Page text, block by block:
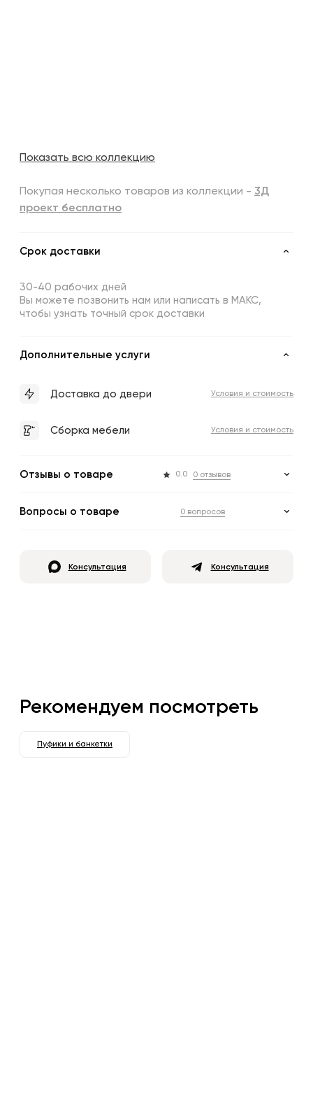
Показать всю коллекцию
Покупая несколько товаров из коллекции - 3Д
проект бесплатно
Срок доставки
30-40 рабочих дней
Вы можете позвонить нам или написать в МАКС,
чтобы узнать точный срок доставки
Дополнительные услуги
Доставка до двери Условия и стоимость
Сборка мебели Условия и стоимость
Отзывы о товаре 0.0 0 отзывов
Вопросы о товаре 0 вопросов
Консультация Консультация
Рекомендуем посмотреть
Пуфики и банкетки